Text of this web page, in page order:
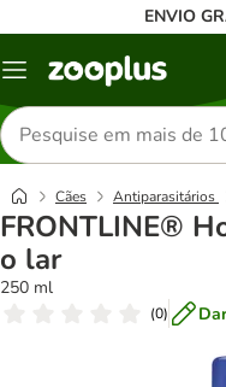
ENVIO
Menu
Pesquisar
produtos
Cães Antiparasitários
FRONTLINE®
o lar
250 ml
(0)